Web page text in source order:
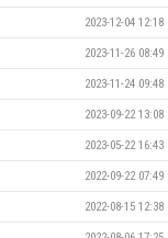
2023-12-04 12:18
2023-11-26 08:49
2023-11-24 09:48
2023-09-22 13:08
2023-05-22 16:43
2022-09-22 07:49
2022-08-15 12:38